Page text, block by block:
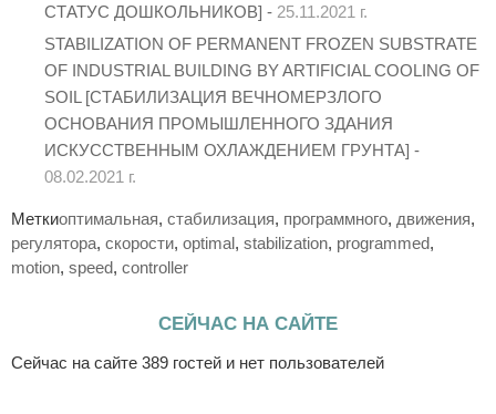
СТАТУС ДОШКОЛЬНИКОВ] - 25.11.2021 г.
STABILIZATION OF PERMANENT FROZEN SUBSTRATE
OF INDUSTRIAL BUILDING BY ARTIFICIAL COOLING OF
SOIL [СТАБИЛИЗАЦИЯ ВЕЧНОМЕРЗЛОГО
ОСНОВАНИЯ ПРОМЫШЛЕННОГО ЗДАНИЯ
ИСКУССТВЕННЫМ ОХЛАЖДЕНИЕМ ГРУНТА] -
08.02.2021 г.
Меткиоптимальная, стабилизация, программного, движения,
регулятора, скорости, optimal, stabilization, programmed,
motion, speed, controller
СЕЙЧАС НА САЙТЕ
Сейчас на сайте 389 гостей и нет пользователей